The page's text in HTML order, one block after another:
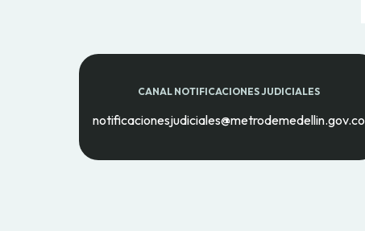
CANAL NOTIFICACIONES JUDICIALES
notificacionesjudiciales@metrodemedellin.gov.co